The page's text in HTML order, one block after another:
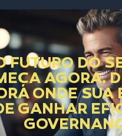
FUTURO DO
AGORA.
ONDE SUA
GANHAR